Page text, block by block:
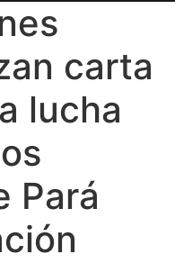
carta
lucha
Pará